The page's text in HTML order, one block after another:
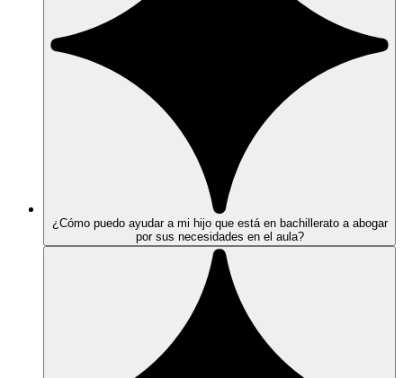
¿Cómo puedo ayudar a mi hijo que está en bachillerato a abogar
por sus necesidades en el aula?